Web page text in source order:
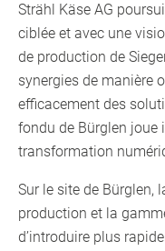
Strähl Käse AG
ciblée et avec une
de production de
synergies de manière
efficacement des
fondu de Bürglen joue
transformation
Sur le site de Bürglen,
production et la
d’introduire plus